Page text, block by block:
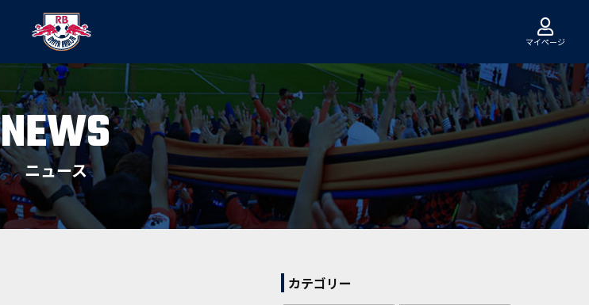
マイページ
NEWS
ニュース
カテゴリー